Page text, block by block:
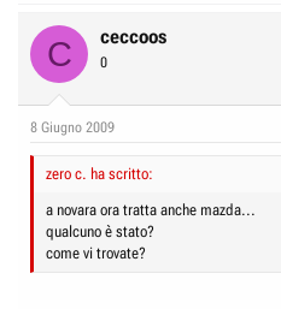
u
s
n
e
C ceccoos
0
8 Giugno 2009
zero c. ha scritto:
a novara ora tratta anche mazda...
qualcuno è stato?
come vi trovate?